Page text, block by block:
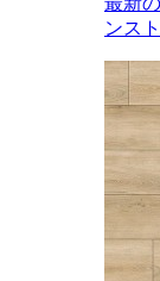
ンス